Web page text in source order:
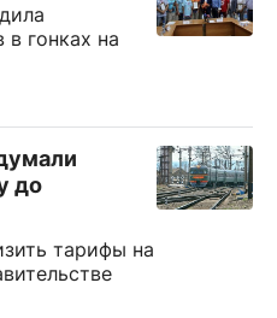
в гонках на
до
тарифы на